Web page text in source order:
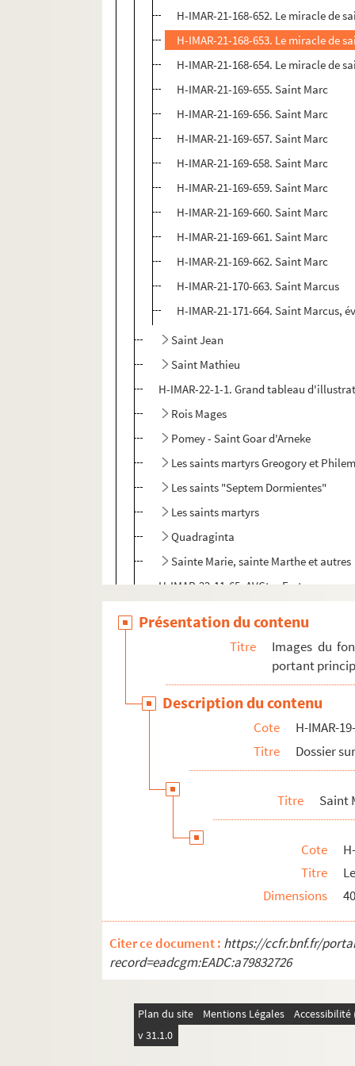
H-IMAR-21-168-652. Le miracle de
H-IMAR-21-168-653. Le miracle de
H-IMAR-21-168-654. Le miracle de
H-IMAR-21-169-655. Saint Marc
H-IMAR-21-169-656. Saint Marc
H-IMAR-21-169-657. Saint Marc
H-IMAR-21-169-658. Saint Marc
H-IMAR-21-169-659. Saint Marc
H-IMAR-21-169-660. Saint Marc
H-IMAR-21-169-661. Saint Marc
H-IMAR-21-169-662. Saint Marc
H-IMAR-21-170-663. Saint Marcus
H-IMAR-21-171-664. Saint Marcus,
Saint Jean
Saint Mathieu
H-IMAR-22-1-1. Grand tableau
Rois Mages
Pomey - Saint Goar d'Arneke
Les saints martyrs Greogory et
Les saints "Septem Dormientes"
Les saints martyrs
Quadraginta
Sainte Marie, sainte Marthe et autres
H-IMAR-22-11-65. AVCtor Fratrum
H-IMAR-22-14-68. Incipit prologus
H-IMAR-22-15-69. Nouvelles fleurs des
Calendrier des saints
H-IMAR-22-24-96. Die HL. Ih Nothhalfer
H-IMAR-22-24-97. Die HL. Ih Nothhalfer
H-IMAR-22-25-98. Le massacre des
H-IMAR-22-25-99. Le massacre des
H-IMAR-22-25-100. Le massacre des
H-IMAR-22-25-101. Le massacre des
H-IMAR-22-25-102. Le massacre des
H-IMAR-22-26-103. Les saints innocents
H-IMAR-22-27-105. Les saints innocents
H-IMAR-22-28-106. Les saints martyrs
H-IMAR-22-29-107. Sainte Ulphe et
H-IMAR-22-30-108. Les premiers
Présentation du contenu
Titre
Images du
portant
Description du contenu
Cote
H-IMAR-
Titre
Dossier
Titre Saint
Cote
Titre
Dimensions
Citer ce document : https://ccfr.bnf.fr/
record=eadcgm:EADC:a79832726
Plan du site Mentions Légales
v 31.1.0